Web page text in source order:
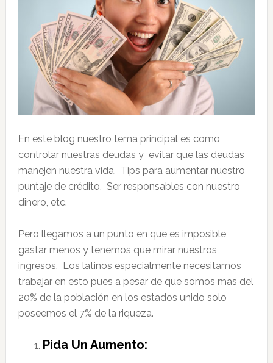
En este blog nuestro tema principal es como
controlar nuestras deudas y evitar que las deudas
manejen nuestra vida. Tips para aumentar nuestro
puntaje de crédito. Ser responsables con nuestro
dinero, etc.
Pero llegamos a un punto en que es imposible
gastar menos y tenemos que mirar nuestros
ingresos. Los latinos especialmente necesitamos
trabajar en esto pues a pesar de que somos mas del
20% de la población en los estados unido solo
poseemos el 7% de la riqueza.
Pida Un Aumento: